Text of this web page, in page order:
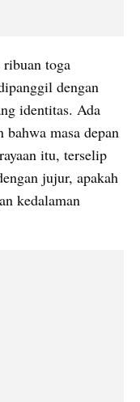
toga
dengan
identitas. Ada
masa depan
itu, terselip
jujur, apakah
kedalaman